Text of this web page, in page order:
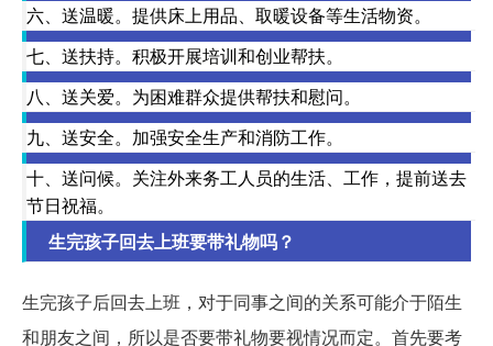
六、送温暖。提供床上用品、取暖设备等生活物资。
七、送扶持。积极开展培训和创业帮扶。
八、送关爱。为困难群众提供帮扶和慰问。
九、送安全。加强安全生产和消防工作。
十、送问候。关注外来务工人员的生活、工作，提前送去
节日祝福。
生完孩子回去上班要带礼物吗？
生完孩子后回去上班，对于同事之间的关系可能介于陌生
和朋友之间，所以是否要带礼物要视情况而定。首先要考